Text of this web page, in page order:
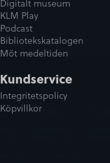
KLM Play
Podcast
Bibliotekskatalogen
Möt medeltiden
Kundservice
Integritetspolicy
Köpvillkor